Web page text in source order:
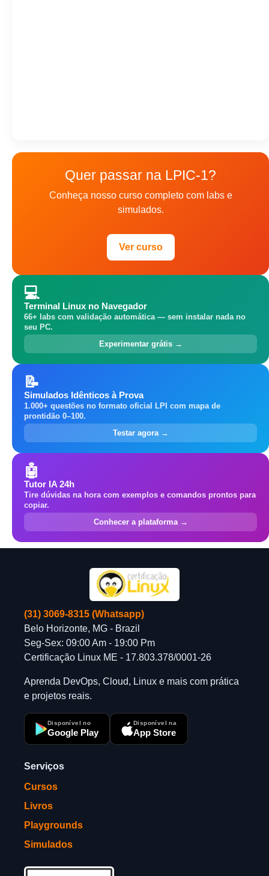
Quer passar na LPIC-1?
Conheça nosso curso completo com labs e
simulados.
Ver curso
💻
Terminal Linux no Navegador
66+ labs com validação automática — sem instalar nada no
seu PC.
Experimentar grátis →
📝
Simulados Idênticos à Prova
1.000+ questões no formato oficial LPI com mapa de
prontidão 0–100.
Testar agora →
🤖
Tutor IA 24h
Tire dúvidas na hora com exemplos e comandos prontos para
copiar.
Conhecer a plataforma →
(31) 3069-8315 (Whatsapp)
Belo Horizonte, MG - Brazil
Seg-Sex: 09:00 Am - 19:00 Pm
Certificação Linux ME - 17.803.378/0001-26
Aprenda DevOps, Cloud, Linux e mais com prática
e projetos reais.
Disponível no
Google Play
Disponível na
App Store
Serviços
Cursos
Livros
Playgrounds
Simulados